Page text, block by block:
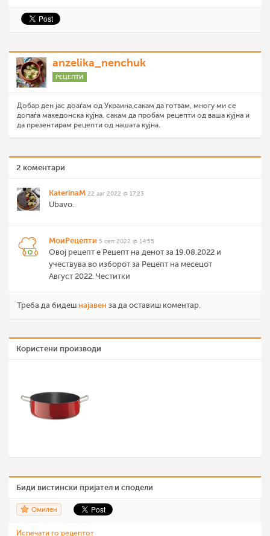
anzelika_nenchuk
РЕЦЕПТИ
Добар ден јас доаѓам од Украина,сакам да готвам, многу ми се
допаѓа македонска кујна, сакам да пробам рецепти од ваша кујна и
да презентирам рецепти од нашата кујна.
2 коментари
KaterinaM 22 авг 2022 @ 17:23
Ubavo.
МоиРецепти 5 сеп 2022 @ 14:55
Овој рецепт е Рецепт на денот за 19.08.2022 и
учествува во изборот за Рецепт на месецот
Август 2022. Честитки
Треба да бидеш најавен за да оставиш коментар.
Користени производи
Биди вистински пријател и сподели
Омилен
Испечати го рецептот